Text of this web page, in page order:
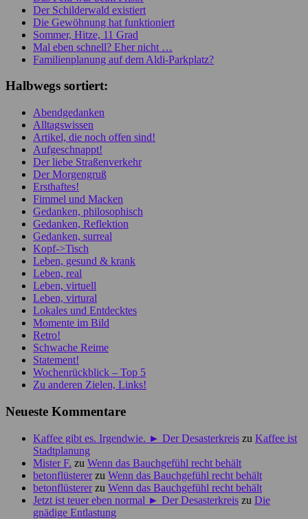
Der Schilderwald existiert
Die Gewöhnung hat funktioniert
Sommer, Hitze, 11 Grad
Mal eben schnell? Eher nicht …
Familienplanung auf dem Aldi-Parkplatz?
Halbwegs sortiert:
Abendgedanken
Alltagswissen
Artikel, die noch offen sind!
Aufgeschnappt!
Der liebe Straßenverkehr
Der Morgengruß
Ersthaftes!
Fimmel und Macken
Gedanken, philosophisch
Gedanken, Reflektion
Gedanken, surreal
Kopf->Tisch
Leben, gesund & krank
Leben, real
Leben, virtuell
Leben, virtural
Lokales und Entdecktes
Momente im Bild
Retro!
Schwache Reime
Statement!
Wochenrückblick – Top 5
Zu anderen Zielen, Links!
Neueste Kommentare
Kaffee gibt es. Irgendwie. ► Der Desasterkreis zu Kaffee ist
Stadtplanung
Mister F. zu Wenn das Bauchgefühl recht behält
betonflüstererzu Wenn das Bauchgefühl recht behält
betonflüstererzu Wenn das Bauchgefühl recht behält
Jetzt ist teuer eben normal ► Der Desasterkreis zu Die
gnädige Entlastung